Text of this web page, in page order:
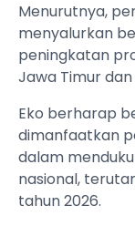
Menurutnya,
menyalurkan
peningkatan
Jawa Timur
Eko berharap
dimanfaatkan
dalam
nasional,
tahun 2026.